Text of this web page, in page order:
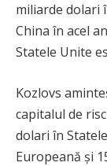
miliarde dolari
China în acel
Statele Unite
Kozlovs
capitalul de
dolari în
Europeană și